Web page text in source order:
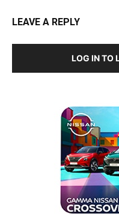
LEAVE A REPLY
LOG IN TO